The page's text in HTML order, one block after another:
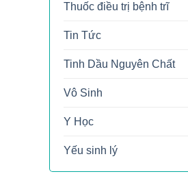
Thuốc điều trị bệnh trĩ
Tin Tức
Tinh Dầu Nguyên Chất
Vô Sinh
Y Học
Yếu sinh lý